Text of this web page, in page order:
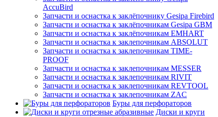
AccuBird
Запчасти и оснастка к заклёпочнику Gesipa Firebird
Запчасти и оснастка к заклёпочникам Gesipa GBM
Запчасти и оснастка к заклёпочникам EMHART
Запчасти и оснастка к заклепочникам ABSOLUT
Запчасти и оснастка к заклепочникам TIME-
PROOF
Запчасти и оснастка к заклепочникам MESSER
Запчасти и оснастка к заклепочникам RIVIT
Запчасти и оснастка к заклепочникам REVTOOL
Запчасти и оснастка к заклепочникам ZAC
Буры для перфораторов
Диски и круги